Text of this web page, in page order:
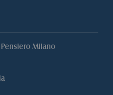
Pensiero Milano